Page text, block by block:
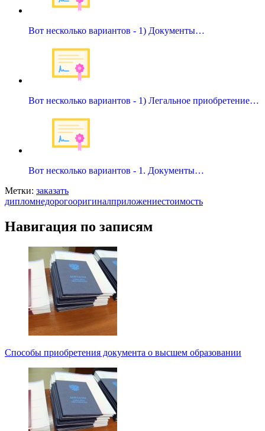
Вот несколько вариантов - 1) Документы…
Вот несколько вариантов - 1) Легальное приобретение…
Вот несколько вариантов - 1. Документы…
Метки: заказать
дипломнедорогооригиналприложениестоимость
Навигация по записям
Способы приобретения документа о высшем образовании